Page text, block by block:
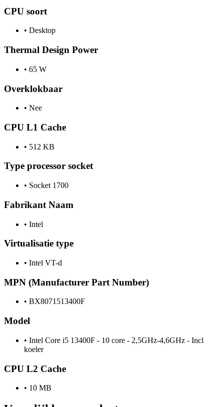
CPU soort
• Desktop
Thermal Design Power
• 65 W
Overklokbaar
• Nee
CPU L1 Cache
• 512 KB
Type processor socket
• Socket 1700
Fabrikant Naam
• Intel
Virtualisatie type
• Intel VT-d
MPN (Manufacturer Part Number)
• BX8071513400F
Model
• Intel Core i5 13400F - 10 core - 2,5GHz-4,6GHz - Incl
koeler
CPU L2 Cache
• 10 MB